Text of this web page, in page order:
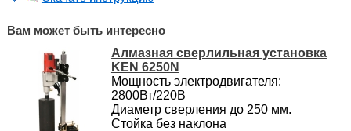
Вам может быть интересно
Алмазная сверлильная установка
KEN 6250N
Мощность электродвигателя:
2800Вт/220В
Диаметр сверления до 250 мм.
Стойка без наклона